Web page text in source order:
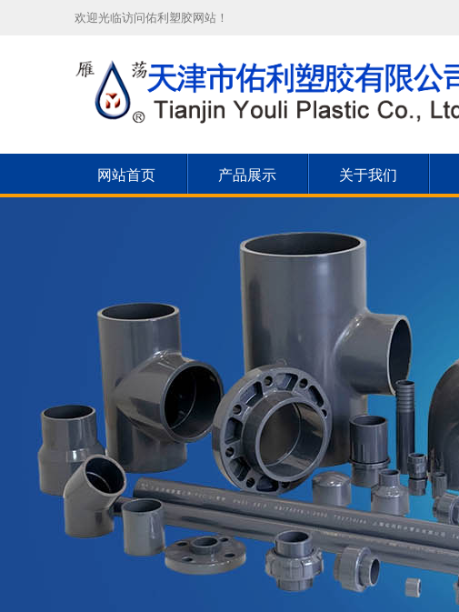
欢迎光临访问佑利塑胶网站！
网站首页 产品展示 关于我们